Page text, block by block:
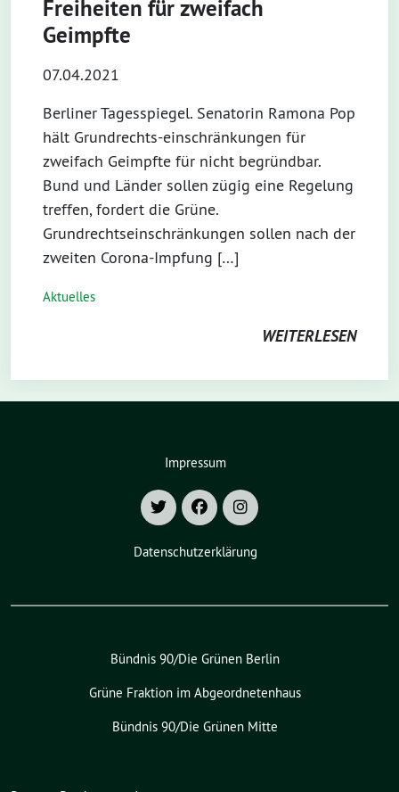
Freiheiten für zweifach
Geimpfte
07.04.2021
Berliner Tagesspiegel. Senatorin Ramona Pop
hält Grundrechts-einschränkungen für
zweifach Geimpfte für nicht begründbar.
Bund und Länder sollen zügig eine Regelung
treffen, fordert die Grüne.
Grundrechtseinschränkungen sollen nach der
zweiten Corona-Impfung […]
Aktuelles
WEITERLESEN
Impressum
Datenschutzerklärung
Bündnis 90/Die Grünen Berlin
Grüne Fraktion im Abgeordnetenhaus
Bündnis 90/Die Grünen Mitte